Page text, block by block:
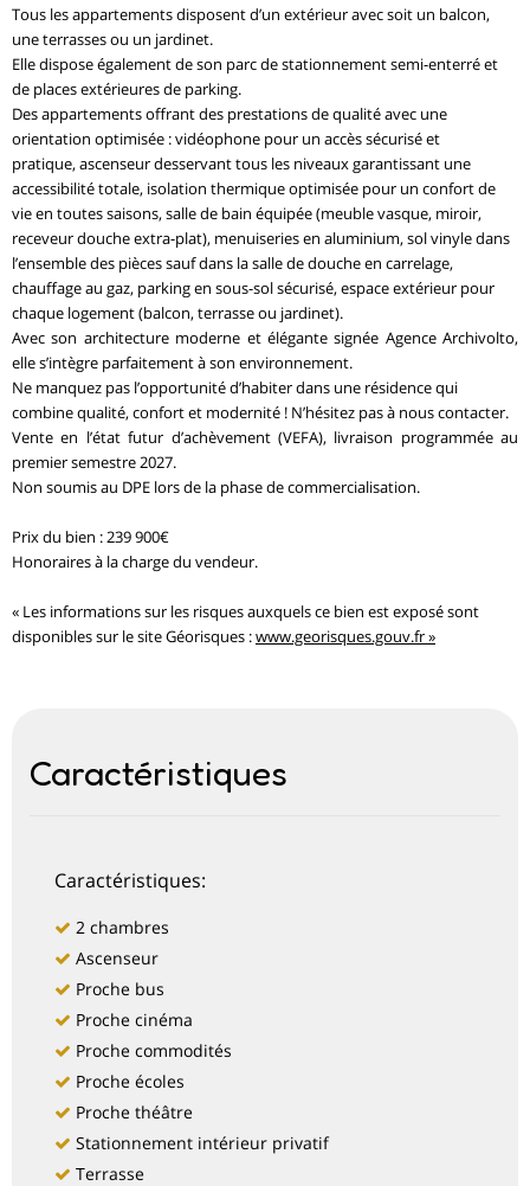
Tous les appartements disposent d’un extérieur avec soit un balcon,
une terrasses ou un jardinet.
Elle dispose également de son parc de stationnement semi-enterré et
de places extérieures de parking.
Des appartements offrant des prestations de qualité avec une
orientation optimisée : vidéophone pour un accès sécurisé et
pratique, ascenseur desservant tous les niveaux garantissant une
accessibilité totale, isolation thermique optimisée pour un confort de
vie en toutes saisons, salle de bain équipée (meuble vasque, miroir,
receveur douche extra-plat), menuiseries en aluminium, sol vinyle dans
l’ensemble des pièces sauf dans la salle de douche en carrelage,
chauffage au gaz, parking en sous-sol sécurisé, espace extérieur pour
chaque logement (balcon, terrasse ou jardinet).
Avec son architecture moderne et élégante signée Agence Archivolto,
elle s’intègre parfaitement à son environnement.
Ne manquez pas l’opportunité d’habiter dans une résidence qui
combine qualité, confort et modernité ! N’hésitez pas à nous contacter.
Vente en l’état futur d’achèvement (VEFA), livraison programmée au
premier semestre 2027.
Non soumis au DPE lors de la phase de commercialisation.
Prix du bien : 239 900€
Honoraires à la charge du vendeur.
« Les informations sur les risques auxquels ce bien est exposé sont
disponibles sur le site Géorisques :www.georisques.gouv.fr »
Caractéristiques
Caractéristiques:
2 chambres
Ascenseur
Proche bus
Proche cinéma
Proche commodités
Proche écoles
Proche théâtre
Stationnement intérieur privatif
Terrasse